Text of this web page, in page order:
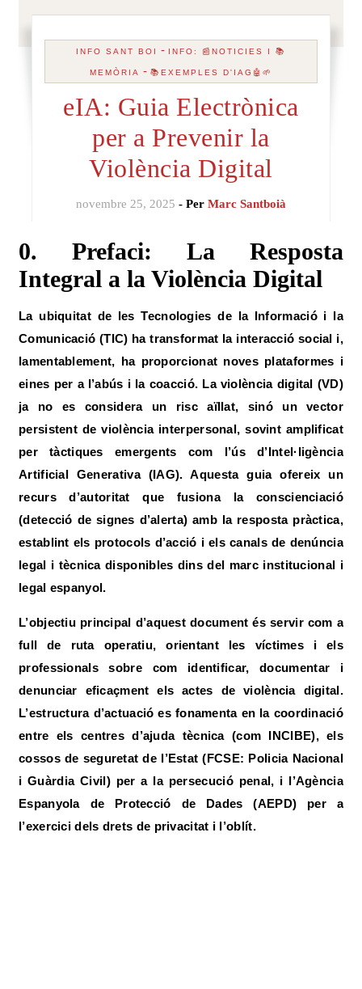
INFO SANT BOI - INFO: 📰NOTICIES I 📚
MEMÒRIA - 📚EXEMPLES D'IAG🤖🌱
eIA: Guia Electrònica
per a Prevenir la
Violència Digital
novembre 25, 2025 - Per Marc Santboià
0. Prefaci: La Resposta
Integral a la Violència Digital
La ubiquitat de les Tecnologies de la Informació i la
Comunicació (TIC) ha transformat la interacció social i,
lamentablement, ha proporcionat noves plataformes i
eines per a l’abús i la coacció. La violència digital (VD)
ja no es considera un risc aïllat, sinó un vector
persistent de violència interpersonal, sovint amplificat
per tàctiques emergents com l’ús d’Intel·ligència
Artificial Generativa (IAG). Aquesta guia ofereix un
recurs d’autoritat que fusiona la conscienciació
(detecció de signes d’alerta) amb la resposta pràctica,
establint els protocols d’acció i els canals de denúncia
legal i tècnica disponibles dins del marc institucional i
legal espanyol.
L’objectiu principal d’aquest document és servir com a
full de ruta operatiu, orientant les víctimes i els
professionals sobre com identificar, documentar i
denunciar eficaçment els actes de violència digital.
L’estructura d’actuació es fonamenta en la coordinació
entre els centres d’ajuda tècnica (com INCIBE), els
cossos de seguretat de l’Estat (FCSE: Policia Nacional
i Guàrdia Civil) per a la persecució penal, i l’Agència
Espanyola de Protecció de Dades (AEPD) per a
l’exercici dels drets de privacitat i l’oblít.